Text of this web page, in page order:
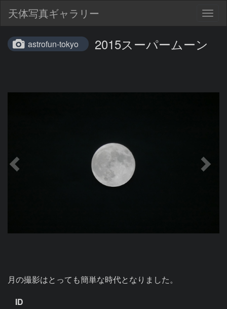
天体写真ギャラリー
astrofun-tokyo 2015スーパームーン
月の撮影はとっても簡単な時代となりました。
ID